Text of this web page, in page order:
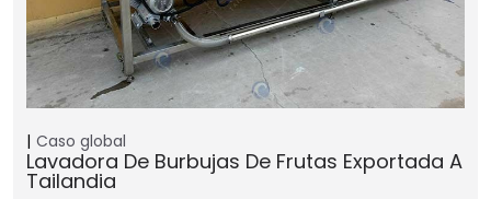
Caso global
Lavadora De Burbujas De Frutas Exportada A
Tailandia